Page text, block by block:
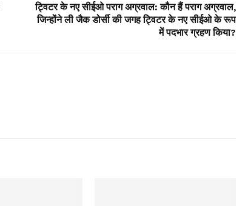
ट्विटर के नए सीईओ पराग अग्रवाल: कौन हैं पराग अग्रवाल,
जिन्होंने ली जैक डोर्सी की जगह ट्विटर के नए सीईओ के रूप
में पदभार ग्रहण किया?